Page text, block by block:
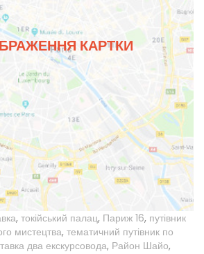
КАРТКИ
, токійський палац, Париж 16, путівник
мистецтва, тематичний путівник по
два екскурсовода, Район Шайо,